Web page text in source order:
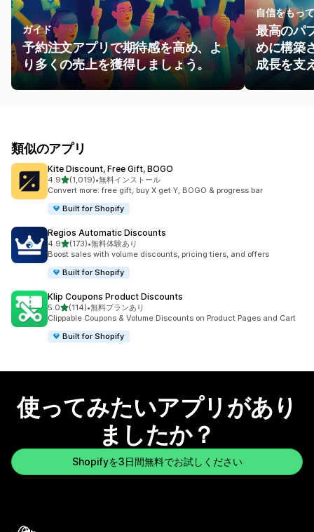
ガイド
予約注文アプリで期待感を高め、よ
り多くの売上を獲得しましょう。
自信をもっ
最高のパ
めに構築
成長を支
類似のアプリ
Kite Discount, Free Gift, BOGO
4.95つ星中
(1,019)
合計レビュー数：1019件
•無料インストール
Convert more: free gift, buy X get Y, BOGO & progress bar
Built for Shopify
Regios Automatic Discounts
4.95つ星中
(173)
合計レビュー数：173件
•無料体験あり
Boost sales with volume discounts, pricing tiers, and offers
Built for Shopify
Klip Coupons Product Discounts
5.05つ星中
(114)
合計レビュー数：114件
•無料プランあり
Clippable Coupons & Volume Discounts on Product Pages and Cart
Built for Shopify
使ってみたいアプリがあり
ましたか？
Shopifyを3日間無料でお試しください